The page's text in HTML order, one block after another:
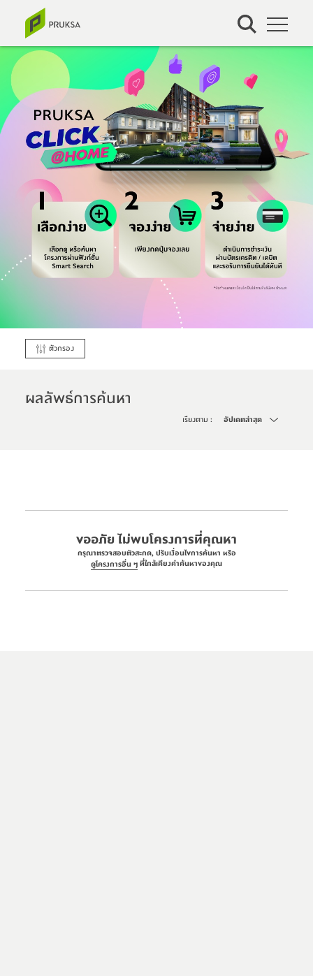
ตัวกรอง
ผลลัพธ์การค้นหา
เรียงตาม : อัปเดตล่าสุด
ขออภัย ไม่พบโครงการที่คุณหา
กรุณาตรวจสอบตัวสะกด, ปรับเงื่อนไขการค้นหา หรือ
ดูโครงการอื่น ๆ ที่ใกล้เคียงคำค้นหาของคุณ